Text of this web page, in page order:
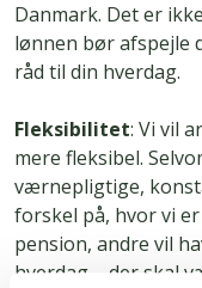
Danmark. Det er
lønnen bør afspejle
råd til din hverdag.
Fleksibilitet: Vi vil
mere fleksibel.
værnepligtige,
forskel på, hvor vi
pension, andre vil
hverdag – der skal